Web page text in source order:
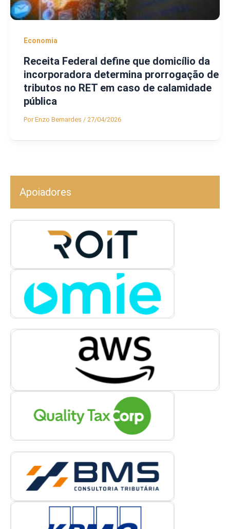
Economia
Receita Federal define que domicílio da
incorporadora determina prorrogação de
tributos no RET em caso de calamidade
pública
PorEnzo Bernardes / 27/04/2026
Apoiadores